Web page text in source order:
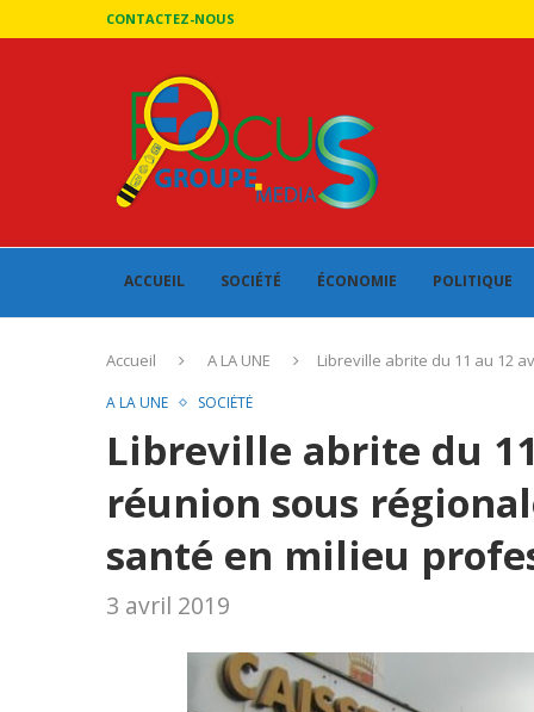
CONTACTEZ-NOUS
ACCUEIL SOCIÉTÉ ÉCONOMIE POLITIQUE
Accueil A LA UNE Libreville abrite du 11 au 12
A LA UNE SOCIÉTÉ
Libreville abrite du
réunion sous
santé en milieu
3 avril 2019